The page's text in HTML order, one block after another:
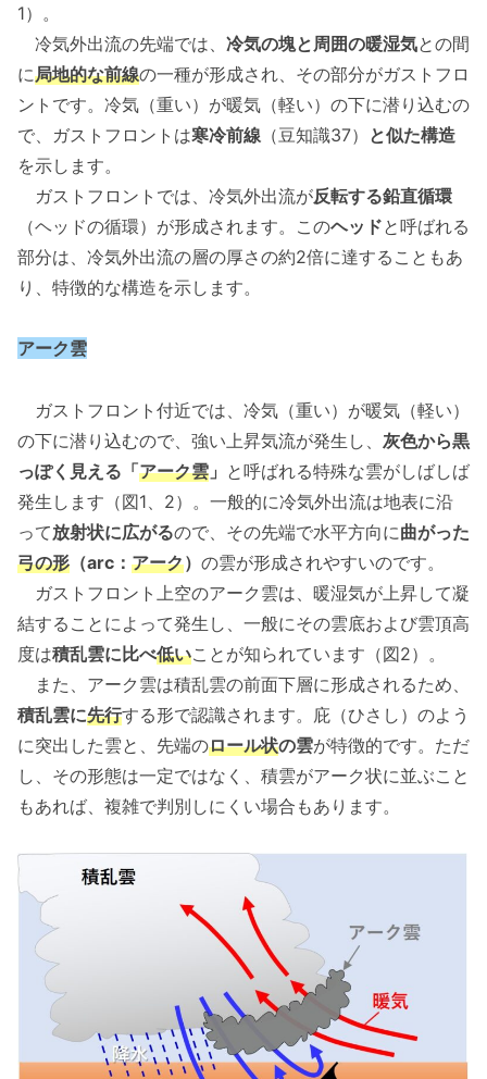
1）。
冷気外出流の先端では、 冷気の塊と周囲の暖湿気との間
に局地的な前線の一種が形成され、その部分がガストフロ
ントです。冷気（重い）が暖気（軽い）の下に潜り込むの
で、ガストフロントは寒冷前線 （豆知識37） と似た構造
を示します。
ガストフロントでは、冷気外出流が反転する鉛直循環
（ヘッドの循環）が形成されます。このヘッドと呼ばれる
部分は、冷気外出流の層の厚さの約2倍に達することもあ
り、特徴的な構造を示します。
アーク雲
ガストフロント付近では、冷気（重い）が暖気（軽い）
の下に潜り込むので、強い上昇気流が発生し、 灰色から黒
っぽく見える「アーク雲 」 と呼ばれる特殊な雲がしばしば
発生します（図1、2）。一般的に冷気外出流は地表に沿
って放射状に広がるので、その先端で水平方向に曲がった
弓の形 （arc： アーク） の雲が形成されやすいのです。
ガストフロント上空のアーク雲は、暖湿気が上昇して凝
結することによって発生し、一般にその雲底および雲頂高
度は積乱雲に比べ低いことが知られています（図2）。
また、アーク雲は積乱雲の前面下層に形成されるため、
積乱雲に先行する形で認識されます。庇（ひさし）のよう
に突出した雲と、先端のロール状の雲が特徴的です。ただ
し、その形態は一定ではなく、積雲がアーク状に並ぶこと
もあれば、複雑で判別しにくい場合もあります。